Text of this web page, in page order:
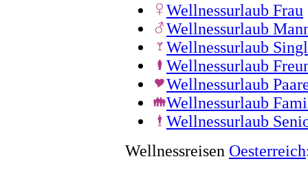
Wellnessurlaub Frau
Wellnessurlaub
Wellnessurlaub
Wellnessurlaub
Wellnessurlaub
Wellnessurlaub
Wellnessurlaub
Wellnessreisen Oesterreich